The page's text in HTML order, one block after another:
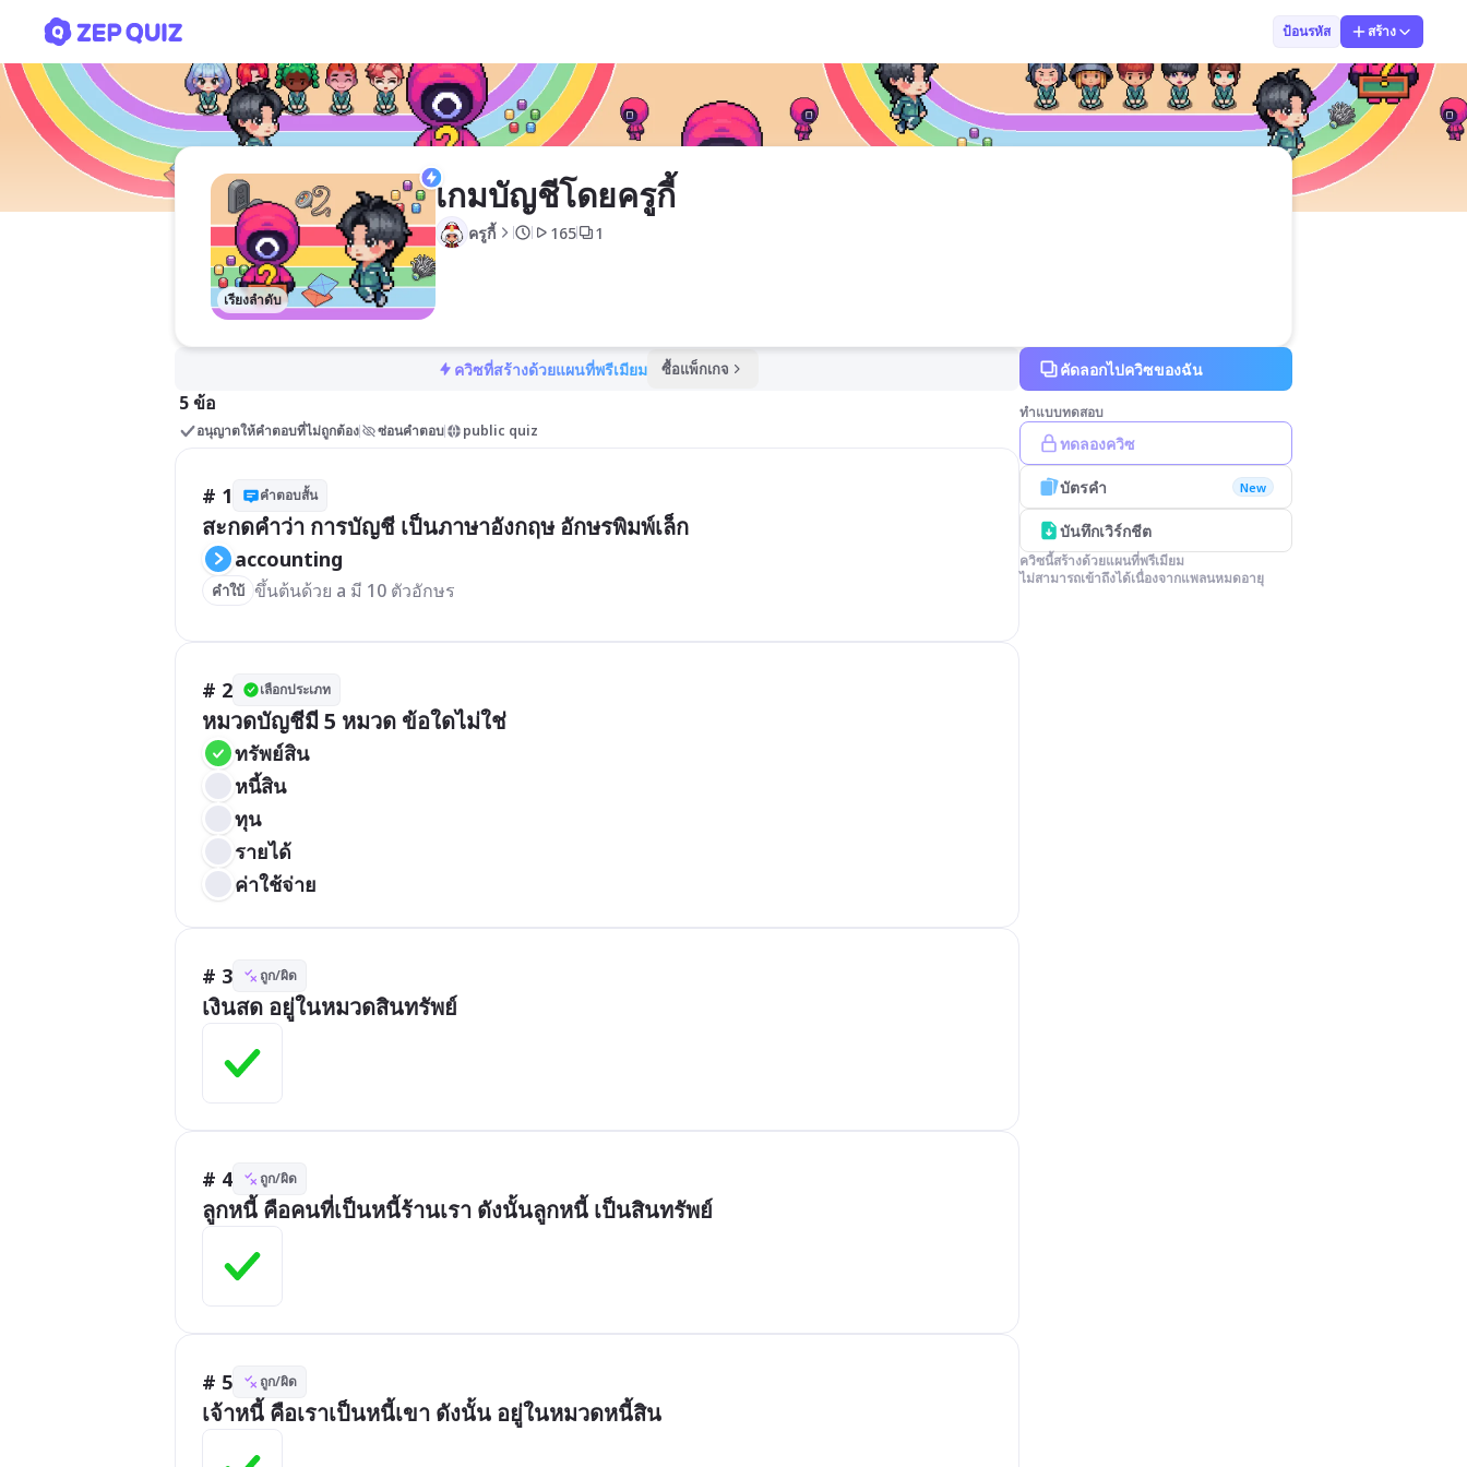
ป้อนรหัส สร้าง
เรียงลำดับ
เกมบัญชีโดยครูกี้
ครูกี้ 165 1
ควิซที่สร้างด้วยแผนที่พรีเมียม ซื้อแพ็กเกจ
5 ข้อ
อนุญาตให้คำตอบที่ไม่ถูกต้อง ซ่อนคำตอบ public quiz
# 1 คำตอบสั้น
สะกดคำว่า การบัญชี เป็นภาษาอังกฤษ อักษรพิมพ์เล็ก
accounting
คำใบ้ ขึ้นต้นด้วย a มี 10 ตัวอักษร
# 2 เลือกประเภท
หมวดบัญชีมี 5 หมวด ข้อใดไม่ใช่
ทรัพย์สิน
หนี้สิน
ทุน
รายได้
ค่าใช้จ่าย
# 3 ถูก/ผิด
เงินสด อยู่ในหมวดสินทรัพย์
# 4 ถูก/ผิด
ลูกหนี้ คือคนที่เป็นหนี้ร้านเรา ดังนั้นลูกหนี้ เป็นสินทรัพย์
# 5 ถูก/ผิด
เจ้าหนี้ คือเราเป็นหนี้เขา ดังนั้น อยู่ในหมวดหนี้สิน
คัดลอกไปควิซของฉัน
ทำแบบทดสอบ
ทดลองควิซ
บัตรคำ New
บันทึกเวิร์กชีต
ควิซนี้สร้างด้วยแผนที่พรีเมียม
ไม่สามารถเข้าถึงได้เนื่องจากแพลนหมดอายุ